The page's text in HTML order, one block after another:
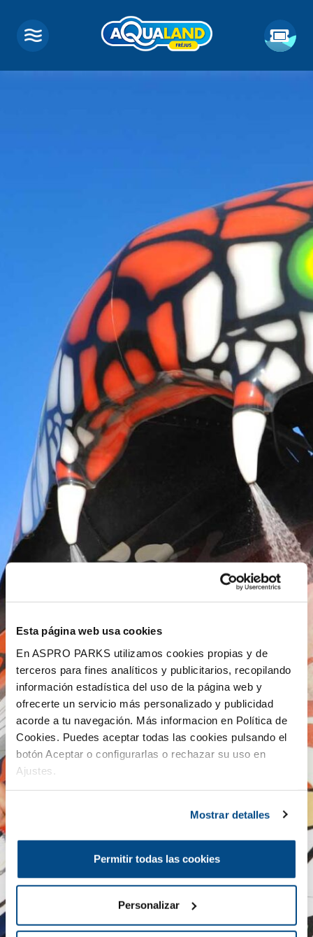
Esta página web usa cookies
En ASPRO PARKS utilizamos cookies propias y de
terceros para fines analíticos y publicitarios, recopilando
información estadística del uso de la página web y
ofrecerte un servicio más personalizado y publicidad
acorde a tu navegación. Más informacion en Política de
Cookies. Puedes aceptar todas las cookies pulsando el
botón Aceptar o configurarlas o rechazar su uso en
Ajustes.
Mostrar detalles
Permitir todas las cookies
Personalizar